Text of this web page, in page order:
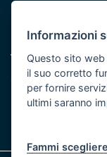
Informazioni
Questo sito
il suo corretto
per fornire
ultimi saranno
Fammi scegliere
The Newsroom
Content and